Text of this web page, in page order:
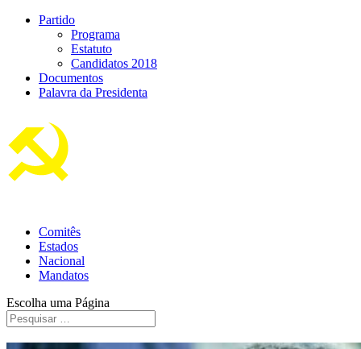
Partido
Programa
Estatuto
Candidatos 2018
Documentos
Palavra da Presidenta
Comitês
Estados
Nacional
Mandatos
Escolha uma Página